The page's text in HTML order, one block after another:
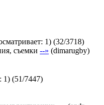
1) (32/3718)
съемки --» (dimarugby)
1) (51/7447)